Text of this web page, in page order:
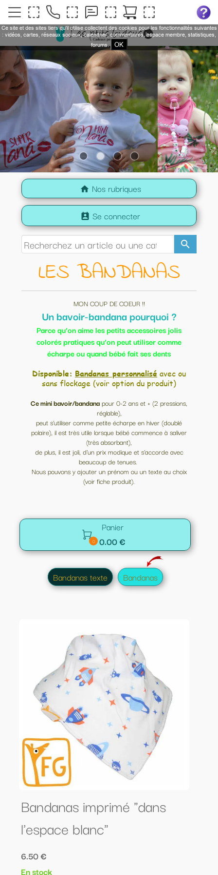
home Nos rubriques
search
perm_contact_calendar Se connecter
LES BANDANAS
MON COUP DE COEUR !!
Un bavoir-bandana pourquoi ?
Parce qu’on aime les petits accessoires jolis
colorés pratiques qu’on peut utiliser comme
écharpe ou quand bébé fait ses dents
Disponible: Bandanas personnalisé avec ou
sans flockage (voir option du produit)
Ce mini bavoir/bandanapour 0-2 ans et + (2 pressions,
réglable),
peut s'utiliser comme petite écharpe en hiver (doublé
polaire), il est très utile lorsque bébé commence à saliver
(très absorbant),
de plus, il est joli, d'un prix modique et s'accorde avec
beaucoup de tenues.
Nous pouvons y ajouter un prénom ou un texte au choix
(voir fiche produit).

0
Panier
0.00 €
Bandanas texte Bandanas
Bandanas imprimé "dans
l'espace blanc"
6.50 €
En stock
Ce site et des sites tiers qu'il utilise collectent des cookies pour les fonctionnalités suivantes
: vidéos, cartes, réseaux sociaux, calendrier, commentaires, espace membre, statistiques,
forums.
OK